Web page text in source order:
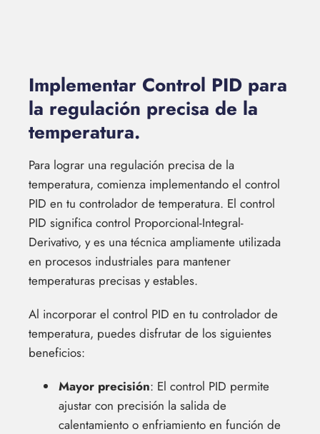
Implementar Control PID para
la regulación precisa de la
temperatura.
Para lograr una regulación precisa de la
temperatura, comienza implementando el control
PID en tu controlador de temperatura. El control
PID significa control Proporcional-Integral-
Derivativo, y es una técnica ampliamente utilizada
en procesos industriales para mantener
temperaturas precisas y estables.
Al incorporar el control PID en tu controlador de
temperatura, puedes disfrutar de los siguientes
beneficios:
Mayor precisión: El control PID permite
ajustar con precisión la salida de
calentamiento o enfriamiento en función de